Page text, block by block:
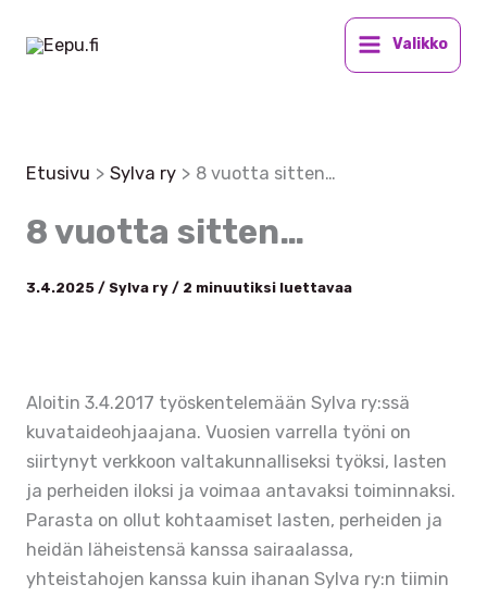
sisältöön
Valikko
Etusivu Sylva ry 8 vuotta sitten…
8 vuotta sitten…
3.4.2025 / Sylva ry / 2 minuutiksi luettavaa
Aloitin 3.4.2017 työskentelemään Sylva ry:ssä
kuvataideohjaajana. Vuosien varrella työni on
siirtynyt verkkoon valtakunnalliseksi työksi, lasten
ja perheiden iloksi ja voimaa antavaksi toiminnaksi.
Parasta on ollut kohtaamiset lasten, perheiden ja
heidän läheistensä kanssa sairaalassa,
yhteistahojen kanssa kuin ihanan Sylva ry:n tiimin